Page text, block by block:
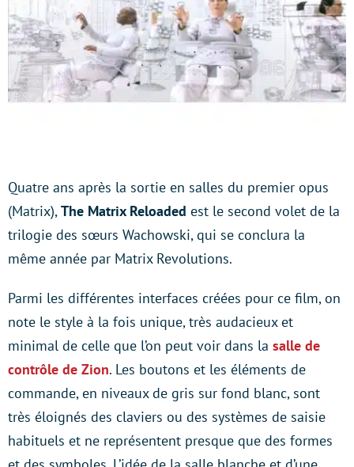
Quatre ans après la sortie en salles du premier opus
(Matrix), The Matrix Reloaded est le second volet de la
trilogie des sœurs Wachowski, qui se conclura la
même année par Matrix Revolutions.
Parmi les différentes interfaces créées pour ce film, on
note le style à la fois unique, très audacieux et
minimal de celle que l’on peut voir dans la salle de
contrôle de Zion. Les boutons et les éléments de
commande, en niveaux de gris sur fond blanc, sont
très éloignés des claviers ou des systèmes de saisie
habituels et ne représentent presque que des formes